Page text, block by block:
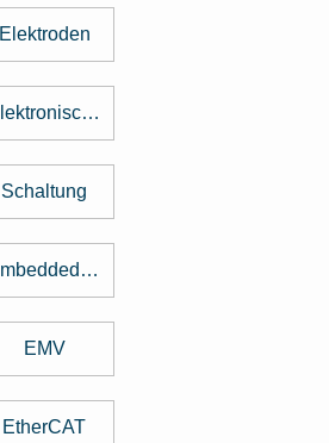
Elektroden
Elektronische Baugruppe
Schaltung
Embedded System
EMV
EtherCAT